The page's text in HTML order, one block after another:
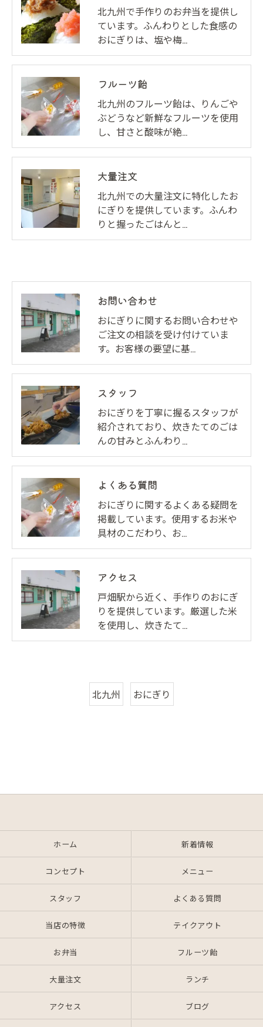
北九州で手作りのお弁当を提供し
ています。ふんわりとした食感の
おにぎりは、塩や梅…
フルーツ飴
北九州のフルーツ飴は、りんごや
ぶどうなど新鮮なフルーツを使用
し、甘さと酸味が絶…
大量注文
北九州での大量注文に特化したお
にぎりを提供しています。ふんわ
りと握ったごはんと…
お問い合わせ
おにぎりに関するお問い合わせや
ご注文の相談を受け付けていま
す。お客様の要望に基…
スタッフ
おにぎりを丁寧に握るスタッフが
紹介されており、炊きたてのごは
んの甘みとふんわり…
よくある質問
おにぎりに関するよくある疑問を
掲載しています。使用するお米や
具材のこだわり、お…
アクセス
戸畑駅から近く、手作りのおにぎ
りを提供しています。厳選した米
を使用し、炊きたて…
北九州 おにぎり
ホーム 新着情報
コンセプト メニュー
スタッフ よくある質問
当店の特徴 テイクアウト
お弁当 フルーツ飴
大量注文 ランチ
アクセス ブログ